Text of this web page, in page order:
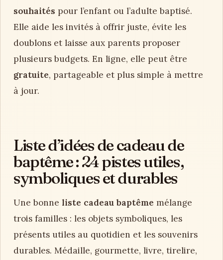
souhaités pour l’enfant ou l’adulte baptisé.
Elle aide les invités à offrir juste, évite les
doublons et laisse aux parents proposer
plusieurs budgets. En ligne, elle peut être
gratuite, partageable et plus simple à mettre
à jour.
Liste d’idées de cadeau de
baptême : 24 pistes utiles,
symboliques et durables
Une bonne liste cadeau baptême mélange
trois familles : les objets symboliques, les
présents utiles au quotidien et les souvenirs
durables. Médaille, gourmette, livre, tirelire,